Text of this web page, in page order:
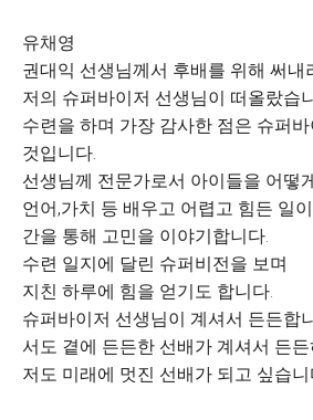
유채영
권대익 선생님께서 후배를 위해 써내
저의 슈퍼바이저 선생님이 떠올랐습
수련을 하며 가장 감사한 점은 슈퍼
것입니다.
선생님께 전문가로서 아이들을 어떻
언어,가치 등 배우고 어렵고 힘든 일
간을 통해 고민을 이야기합니다.
수련 일지에 달린 슈퍼비전을 보며
지친 하루에 힘을 얻기도 합니다.
슈퍼바이저 선생님이 계셔서 든든합
서도 곁에 든든한 선배가 계셔서 든
저도 미래에 멋진 선배가 되고 싶습니